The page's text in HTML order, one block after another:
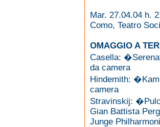
Mar. 27.04.04 h.
Como, Teatro
OMAGGIO A
Casella:
da camera
Hindemith:
camera
Stravinskij:
Gian Battista
Junge